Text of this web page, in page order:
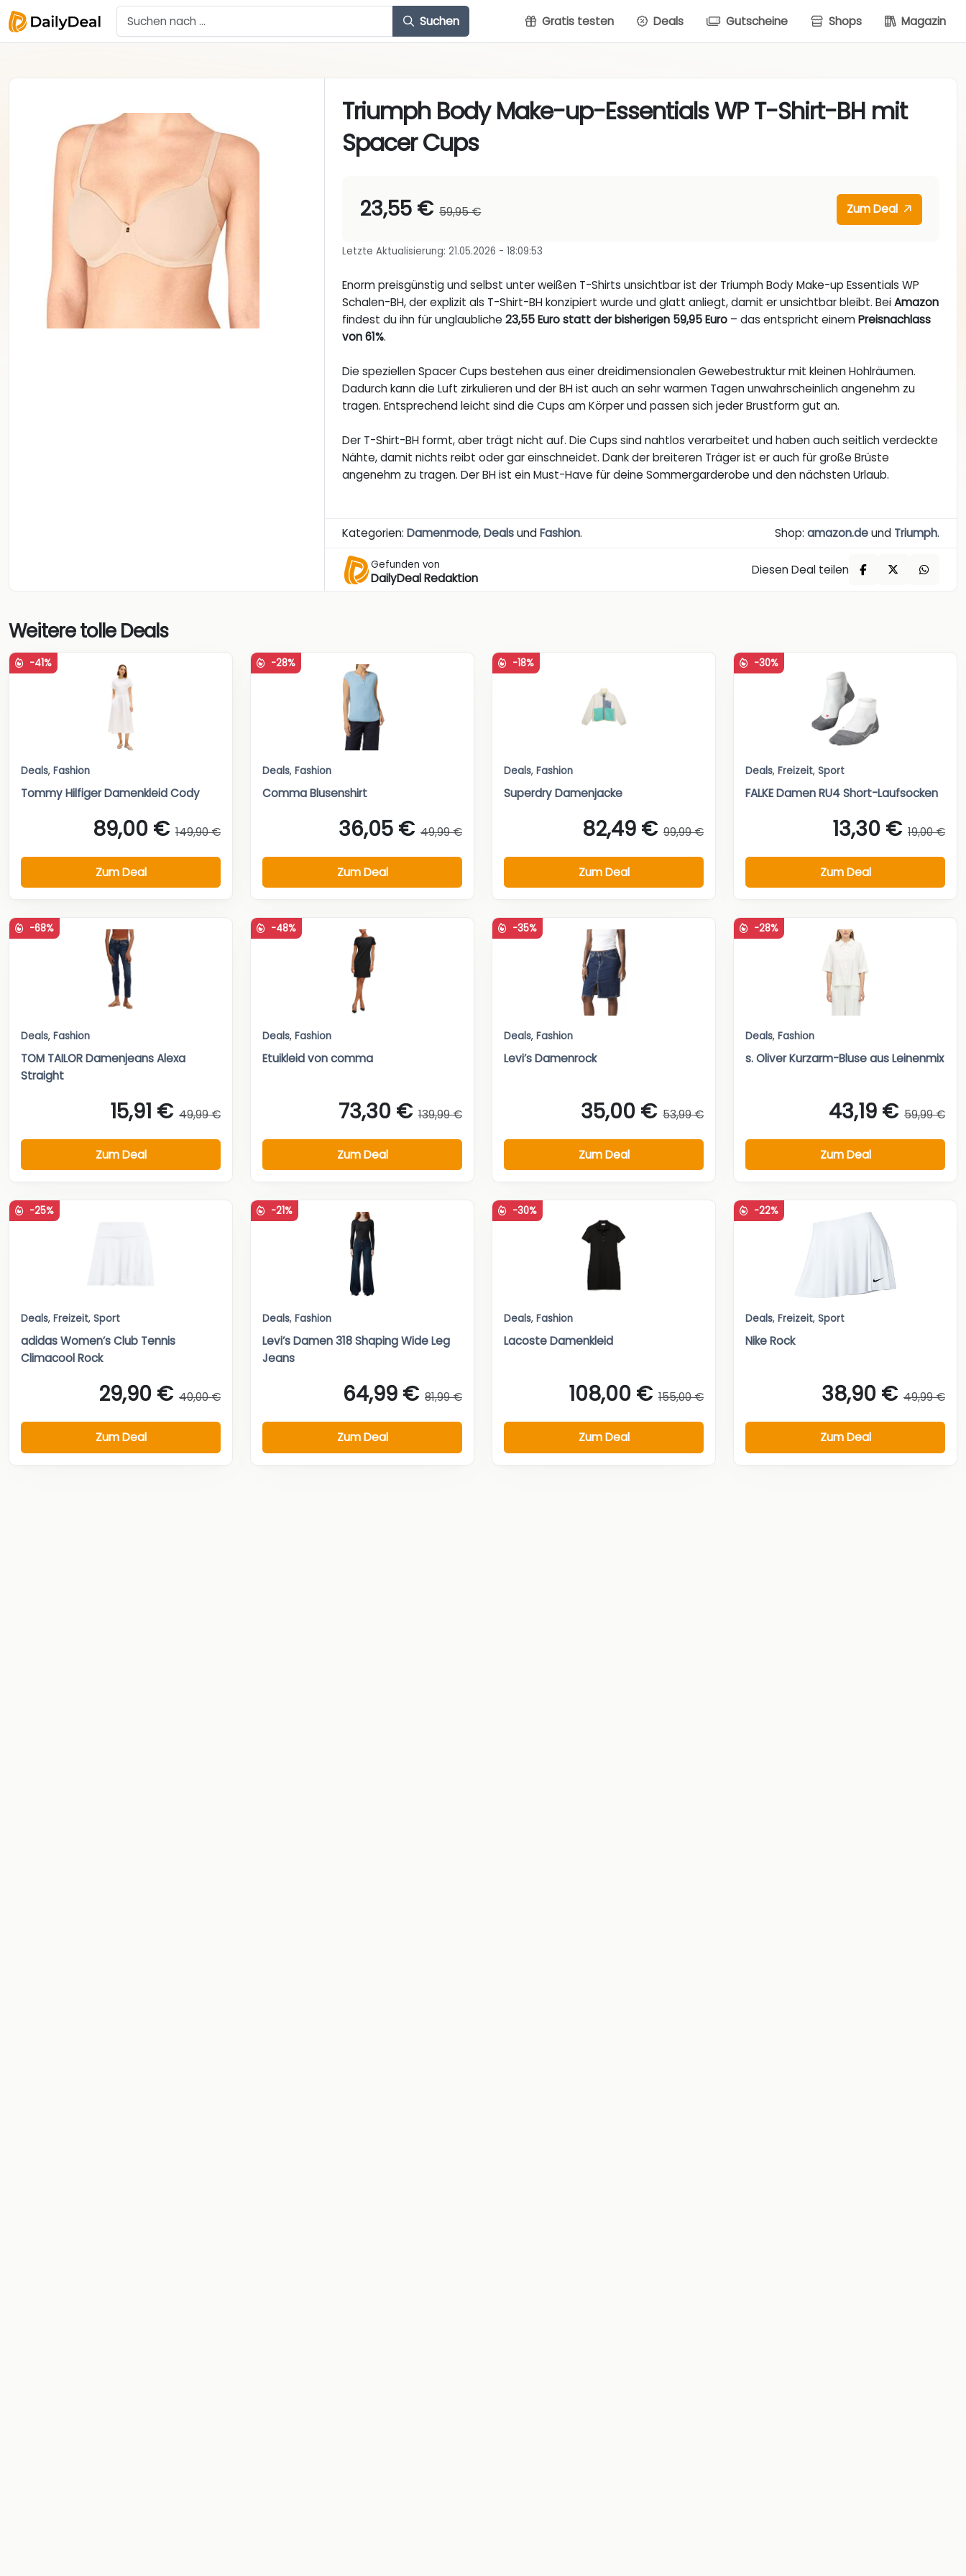
Suchen Gratis testen Deals Gutscheine Shops Magazin
Triumph Body Make-up-Essentials WP T-Shirt-BH mit
Spacer Cups
23,55 € 59,95 € Zum Deal
Letzte Aktualisierung: 21.05.2026 - 18:09:53
Enorm preisgünstig und selbst unter weißen T-Shirts unsichtbar ist der Triumph Body Make-up Essentials WP
Schalen-BH, der explizit als T-Shirt-BH konzipiert wurde und glatt anliegt, damit er unsichtbar bleibt. BeiAmazon
findest du ihn für unglaubliche23,55 Euro statt der bisherigen 59,95 Euro – das entspricht einemPreisnachlass
von 61%.
Die speziellen Spacer Cups bestehen aus einer dreidimensionalen Gewebestruktur mit kleinen Hohlräumen.
Dadurch kann die Luft zirkulieren und der BH ist auch an sehr warmen Tagen unwahrscheinlich angenehm zu
tragen. Entsprechend leicht sind die Cups am Körper und passen sich jeder Brustform gut an.
Der T-Shirt-BH formt, aber trägt nicht auf. Die Cups sind nahtlos verarbeitet und haben auch seitlich verdeckte
Nähte, damit nichts reibt oder gar einschneidet. Dank der breiteren Träger ist er auch für große Brüste
angenehm zu tragen. Der BH ist ein Must-Have für deine Sommergarderobe und den nächsten Urlaub.
Kategorien:Damenmode,DealsundFashion. Shop: amazon.deund Triumph.
Gefunden von
DailyDeal Redaktion
Diesen Deal teilen
Weitere tolle Deals
-41%
Deals, Fashion
Tommy Hilfiger Damenkleid Cody
89,00 € 149,90 €
Zum Deal
-28%
Deals, Fashion
Comma Blusenshirt
36,05 € 49,99 €
Zum Deal
-18%
Deals, Fashion
Superdry Damenjacke
82,49 € 99,99 €
Zum Deal
-30%
Deals, Freizeit, Sport
FALKE Damen RU4 Short-Laufsocken
13,30 € 19,00 €
Zum Deal
-68%
Deals, Fashion
TOM TAILOR Damenjeans Alexa
Straight
15,91 € 49,99 €
Zum Deal
-48%
Deals, Fashion
Etuikleid von comma
73,30 € 139,99 €
Zum Deal
-35%
Deals, Fashion
Levi’s Damenrock
35,00 € 53,99 €
Zum Deal
-28%
Deals, Fashion
s. Oliver Kurzarm-Bluse aus Leinenmix
43,19 € 59,99 €
Zum Deal
-25%
Deals, Freizeit, Sport
adidas Women’s Club Tennis
Climacool Rock
29,90 € 40,00 €
Zum Deal
-21%
Deals, Fashion
Levi’s Damen 318 Shaping Wide Leg
Jeans
64,99 € 81,99 €
Zum Deal
-30%
Deals, Fashion
Lacoste Damenkleid
108,00 € 155,00 €
Zum Deal
-22%
Deals, Freizeit, Sport
Nike Rock
38,90 € 49,99 €
Zum Deal